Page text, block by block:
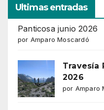
Ultimas entradas
Panticosa junio 2026
por Amparo Moscardó
Travesía
2026
por Amparo